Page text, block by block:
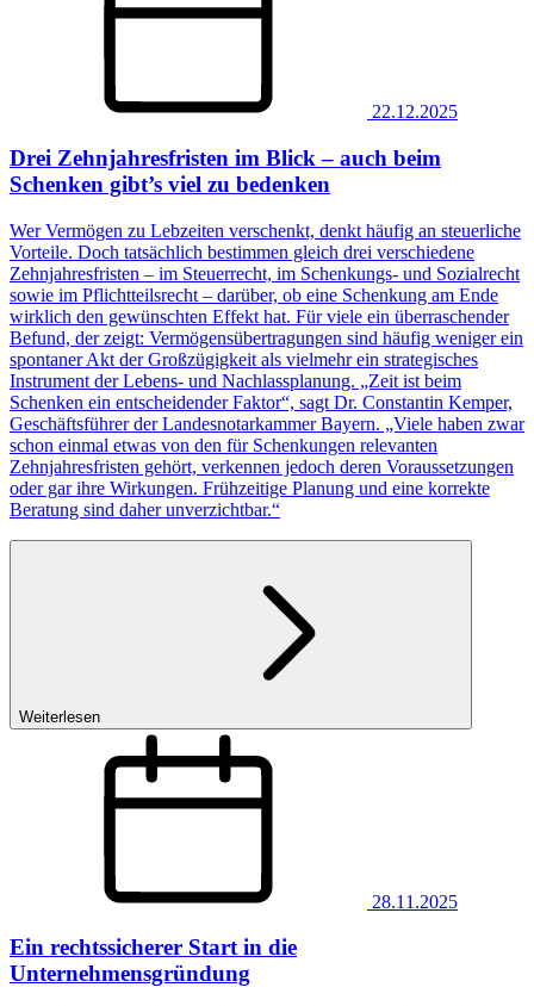
22.12.2025
Drei Zehnjahresfristen im Blick – auch beim
Schenken gibt’s viel zu bedenken
Wer Vermögen zu Lebzeiten verschenkt, denkt häufig an steuerliche
Vorteile. Doch tatsächlich bestimmen gleich drei verschiedene
Zehnjahresfristen – im Steuerrecht, im Schenkungs- und Sozialrecht
sowie im Pflichtteilsrecht – darüber, ob eine Schenkung am Ende
wirklich den gewünschten Effekt hat. Für viele ein überraschender
Befund, der zeigt: Vermögensübertragungen sind häufig weniger ein
spontaner Akt der Großzügigkeit als vielmehr ein strategisches
Instrument der Lebens- und Nachlassplanung. „Zeit ist beim
Schenken ein entscheidender Faktor“, sagt Dr. Constantin Kemper,
Geschäftsführer der Landesnotarkammer Bayern. „Viele haben zwar
schon einmal etwas von den für Schenkungen relevanten
Zehnjahresfristen gehört, verkennen jedoch deren Voraussetzungen
oder gar ihre Wirkungen. Frühzeitige Planung und eine korrekte
Beratung sind daher unverzichtbar.“
Weiterlesen
28.11.2025
Ein rechtssicherer Start in die
Unternehmensgründung